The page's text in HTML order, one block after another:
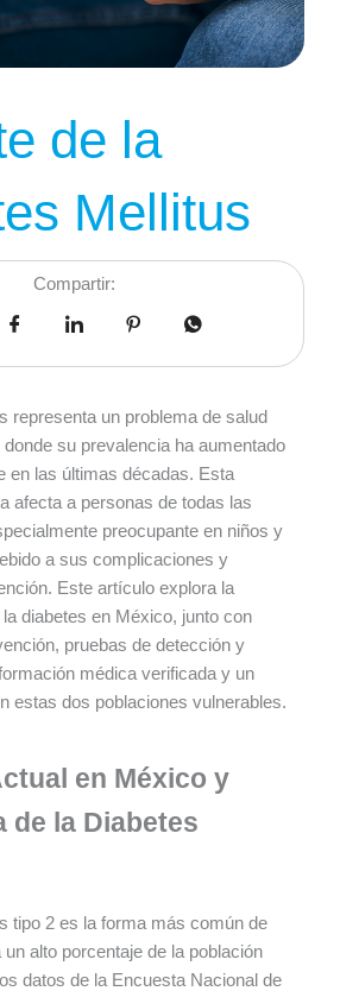
de la
Mellitus
Compartir:
representa un problema de salud
su prevalencia ha aumentado
en las últimas décadas. Esta
afecta a personas de todas las
preocupante en niños y
a sus complicaciones y
Este artículo explora la
diabetes en México, junto con
pruebas de detección y
médica verificada y un
estas dos poblaciones vulnerables.
en México y
de la Diabetes
tipo 2 es la forma más común de
alto porcentaje de la población
datos de la Encuesta Nacional de